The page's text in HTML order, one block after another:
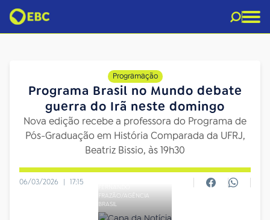
Programação
Programa Brasil no Mundo debate
guerra do Irã neste domingo
Nova edição recebe a professora do Programa de
Pós-Graduação em História Comparada da UFRJ,
Beatriz Bissio, às 19h30
06/03/2026 | 17:15
FRAZÃO/AGÊNCIA
BRASIL